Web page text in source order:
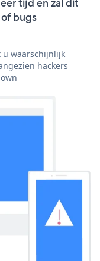
bugs
waarschijnlijk
hackers